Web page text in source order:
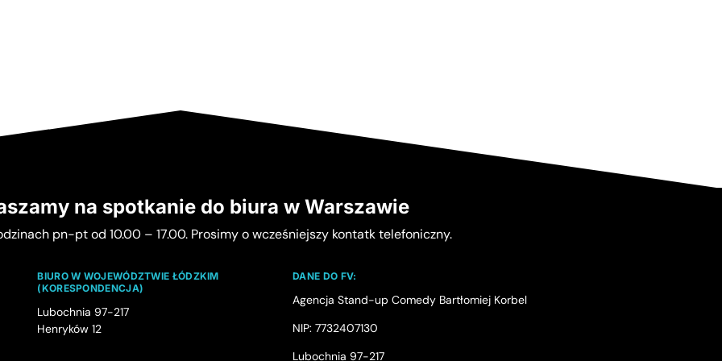
na spotkanie do biura w Warszawie
pn-pt od 10.00 – 17.00. Prosimy o wcześniejszy kontatk telefoniczny.
BIURO W WOJEWÓDZTWIE ŁÓDZKIM
(KORESPONDENCJA)
Lubochnia 97-217
Henryków 12
DANE DO FV:
Agencja Stand-up Comedy Bartłomiej Korbel
NIP: 7732407130
Lubochnia 97-217